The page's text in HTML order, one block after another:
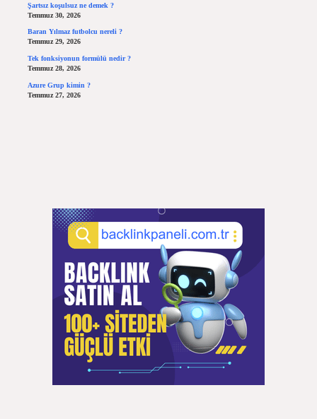
Şartsız koşulsuz ne demek ?
Temmuz 30, 2026
Baran Yılmaz futbolcu nereli ?
Temmuz 29, 2026
Tek fonksiyonun formülü nedir ?
Temmuz 28, 2026
Azure Grup kimin ?
Temmuz 27, 2026